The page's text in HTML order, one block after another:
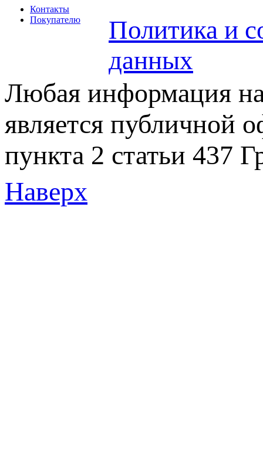
Контакты
Покупателю
Политика и
данных
Любая информация на
является публичной
пункта 2 статьи 437
Наверх